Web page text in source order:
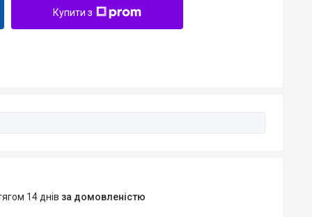
Купити з
14 днів за домовленістю